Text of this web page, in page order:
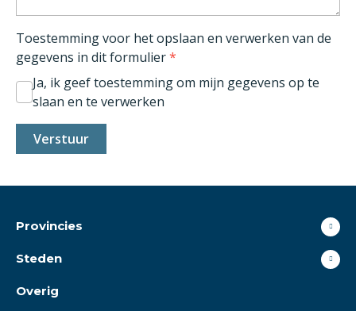
Toestemming voor het opslaan en verwerken van de
gegevens in dit formulier*
Ja, ik geef toestemming om mijn gegevens op te
slaan en te verwerken
Provincies
Steden
Overig